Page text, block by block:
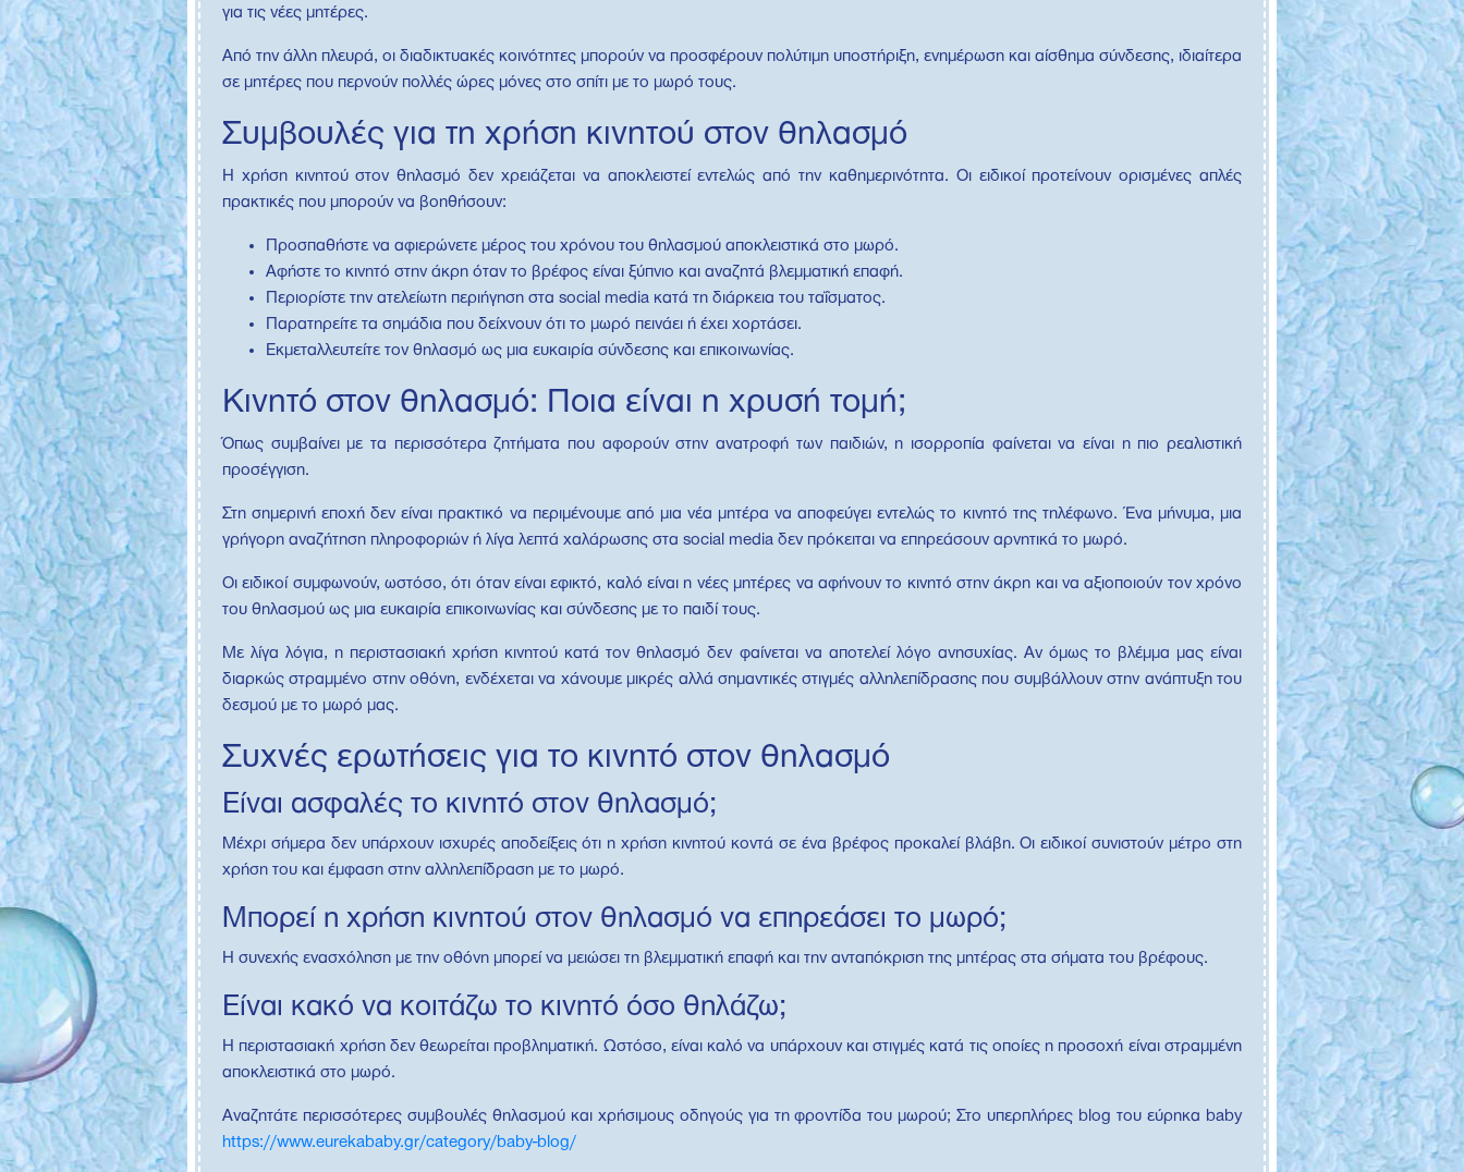
για τις νέες μητέρες.
Από την άλλη πλευρά, οι διαδικτυακές κοινότητες μπορούν να προσφέρουν πολύτιμη υποστήριξη, ενημέρωση και αίσθημα σύνδεσης, ιδιαίτερα
σε μητέρες που περνούν πολλές ώρες μόνες στο σπίτι με το μωρό τους.
Συμβουλές για τη χρήση κινητού στον θηλασμό
Η χρήση κινητού στον θηλασμό δεν χρειάζεται να αποκλειστεί εντελώς από την καθημερινότητα. Οι ειδικοί προτείνουν ορισμένες απλές
πρακτικές που μπορούν να βοηθήσουν:
Προσπαθήστε να αφιερώνετε μέρος του χρόνου του θηλασμού αποκλειστικά στο μωρό.
Αφήστε το κινητό στην άκρη όταν το βρέφος είναι ξύπνιο και αναζητά βλεμματική επαφή.
Περιορίστε την ατελείωτη περιήγηση στα social media κατά τη διάρκεια του ταΐσματος.
Παρατηρείτε τα σημάδια που δείχνουν ότι το μωρό πεινάει ή έχει χορτάσει.
Εκμεταλλευτείτε τον θηλασμό ως μια ευκαιρία σύνδεσης και επικοινωνίας.
Κινητό στον θηλασμό: Ποια είναι η χρυσή τομή;
Όπως συμβαίνει με τα περισσότερα ζητήματα που αφορούν στην ανατροφή των παιδιών, η ισορροπία φαίνεται να είναι η πιο ρεαλιστική
προσέγγιση.
Στη σημερινή εποχή δεν είναι πρακτικό να περιμένουμε από μια νέα μητέρα να αποφεύγει εντελώς το κινητό της τηλέφωνο. Ένα μήνυμα, μια
γρήγορη αναζήτηση πληροφοριών ή λίγα λεπτά χαλάρωσης στα social media δεν πρόκειται να επηρεάσουν αρνητικά το μωρό.
Οι ειδικοί συμφωνούν, ωστόσο, ότι όταν είναι εφικτό, καλό είναι η νέες μητέρες να αφήνουν το κινητό στην άκρη και να αξιοποιούν τον χρόνο
του θηλασμού ως μια ευκαιρία επικοινωνίας και σύνδεσης με το παιδί τους.
Με λίγα λόγια, η περιστασιακή χρήση κινητού κατά τον θηλασμό δεν φαίνεται να αποτελεί λόγο ανησυχίας. Αν όμως το βλέμμα μας είναι
διαρκώς στραμμένο στην οθόνη, ενδέχεται να χάνουμε μικρές αλλά σημαντικές στιγμές αλληλεπίδρασης που συμβάλλουν στην ανάπτυξη του
δεσμού με το μωρό μας.
Συχνές ερωτήσεις για το κινητό στον θηλασμό
Είναι ασφαλές το κινητό στον θηλασμό;
Μέχρι σήμερα δεν υπάρχουν ισχυρές αποδείξεις ότι η χρήση κινητού κοντά σε ένα βρέφος προκαλεί βλάβη. Οι ειδικοί συνιστούν μέτρο στη
χρήση του και έμφαση στην αλληλεπίδραση με το μωρό.
Μπορεί η χρήση κινητού στον θηλασμό να επηρεάσει το μωρό;
Η συνεχής ενασχόληση με την οθόνη μπορεί να μειώσει τη βλεμματική επαφή και την ανταπόκριση της μητέρας στα σήματα του βρέφους.
Είναι κακό να κοιτάζω το κινητό όσο θηλάζω;
Η περιστασιακή χρήση δεν θεωρείται προβληματική. Ωστόσο, είναι καλό να υπάρχουν και στιγμές κατά τις οποίες η προσοχή είναι στραμμένη
αποκλειστικά στο μωρό.
Αναζητάτε περισσότερες συμβουλές θηλασμού και χρήσιμους οδηγούς για τη φροντίδα του μωρού; Στο υπερπλήρες blog του εύρηκα baby
https://www.eurekababy.gr/category/baby-blog/